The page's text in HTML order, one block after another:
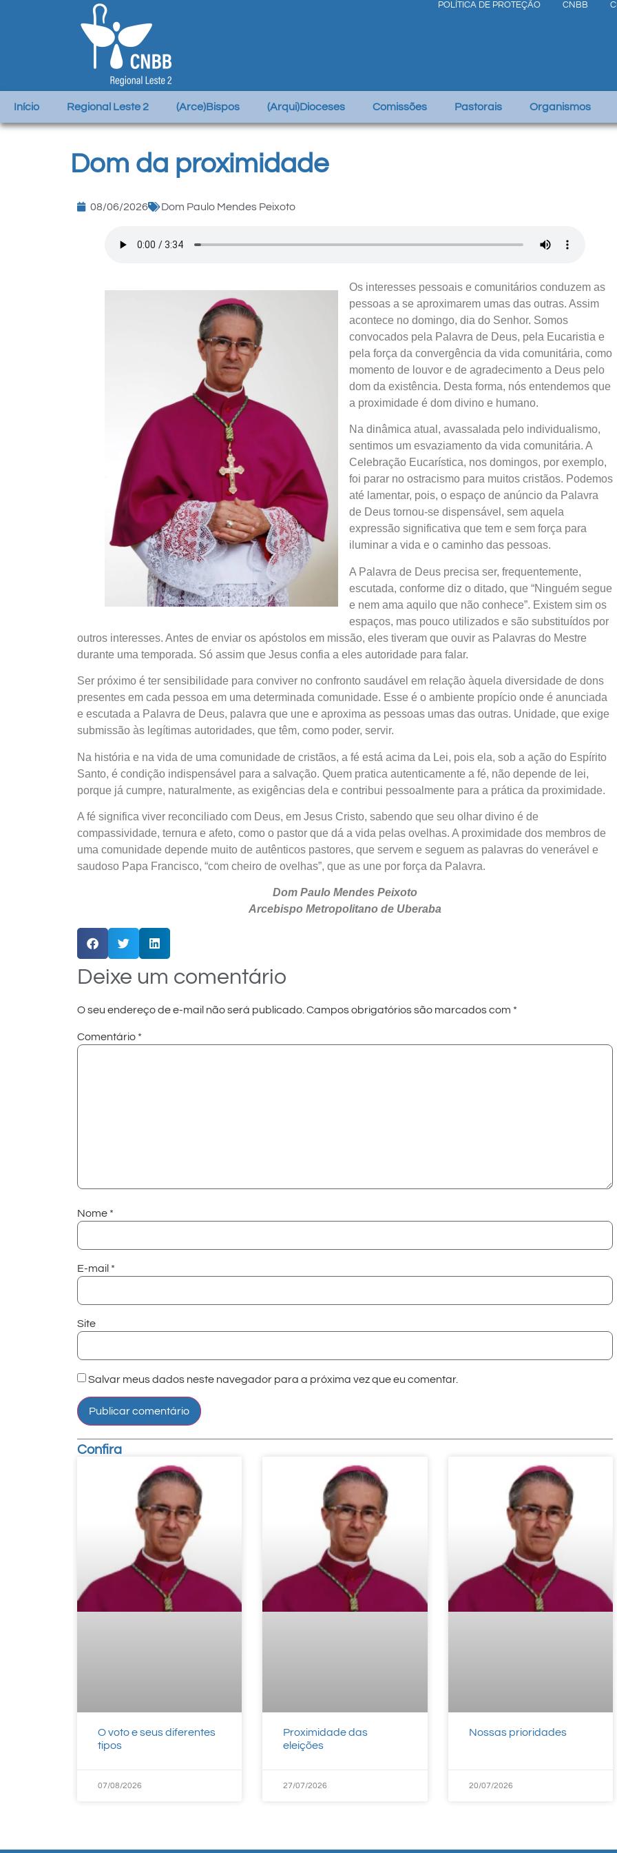
POLÍTICA DE PROTEÇÃO CNBB
Início Regional Leste 2 (Arce)Bispos (Arqui)Dioceses Comissões Pastorais Organismos
Dom da proximidade
08/06/2026 Dom Paulo Mendes Peixoto
Os interesses pessoais e comunitários conduzem as
pessoas a se aproximarem umas das outras. Assim
acontece no domingo, dia do Senhor. Somos
convocados pela Palavra de Deus, pela Eucaristia e
pela força da convergência da vida comunitária, como
momento de louvor e de agradecimento a Deus pelo
dom da existência. Desta forma, nós entendemos que
a proximidade é dom divino e humano.
Na dinâmica atual, avassalada pelo individualismo,
sentimos um esvaziamento da vida comunitária. A
Celebração Eucarística, nos domingos, por exemplo,
foi parar no ostracismo para muitos cristãos. Podemos
até lamentar, pois, o espaço de anúncio da Palavra
de Deus tornou-se dispensável, sem aquela
expressão significativa que tem e sem força para
iluminar a vida e o caminho das pessoas.
A Palavra de Deus precisa ser, frequentemente,
escutada, conforme diz o ditado, que “Ninguém segue
e nem ama aquilo que não conhece”. Existem sim os
espaços, mas pouco utilizados e são substituídos por
outros interesses. Antes de enviar os apóstolos em missão, eles tiveram que ouvir as Palavras do Mestre
durante uma temporada. Só assim que Jesus confia a eles autoridade para falar.
Ser próximo é ter sensibilidade para conviver no confronto saudável em relação àquela diversidade de dons
presentes em cada pessoa em uma determinada comunidade. Esse é o ambiente propício onde é anunciada
e escutada a Palavra de Deus, palavra que une e aproxima as pessoas umas das outras. Unidade, que exige
submissão às legítimas autoridades, que têm, como poder, servir.
Na história e na vida de uma comunidade de cristãos, a fé está acima da Lei, pois ela, sob a ação do Espírito
Santo, é condição indispensável para a salvação. Quem pratica autenticamente a fé, não depende de lei,
porque já cumpre, naturalmente, as exigências dela e contribui pessoalmente para a prática da proximidade.
A fé significa viver reconciliado com Deus, em Jesus Cristo, sabendo que seu olhar divino é de
compassividade, ternura e afeto, como o pastor que dá a vida pelas ovelhas. A proximidade dos membros de
uma comunidade depende muito de autênticos pastores, que servem e seguem as palavras do venerável e
saudoso Papa Francisco, “com cheiro de ovelhas”, que as une por força da Palavra.
Dom Paulo Mendes Peixoto
Arcebispo Metropolitano de Uberaba
Deixe um comentário
O seu endereço de e-mail não será publicado. Campos obrigatórios são marcados com *
Comentário *
Nome *
E-mail *
Site
Salvar meus dados neste navegador para a próxima vez que eu comentar.
Confira
O voto e seus diferentes
tipos
07/08/2026
Proximidade das
eleições
27/07/2026
Nossas prioridades
20/07/2026